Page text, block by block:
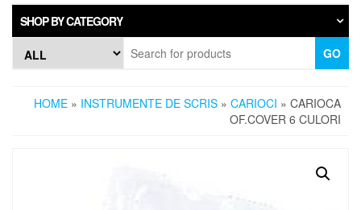
SHOP BY CATEGORY
GO
HOME » INSTRUMENTE DE SCRIS » CARIOCI » CARIOCA
OF.COVER 6 CULORI